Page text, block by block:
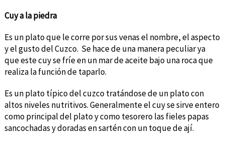
Cuy a la piedra
Es un plato que le corre por sus venas el nombre, el aspecto
y el gusto del Cuzco. Se hace de una manera peculiar ya
que este cuy se fríe en un mar de aceite bajo una roca que
realiza la función de taparlo.
Es un plato típico del cuzco tratándose de un plato con
altos niveles nutritivos. Generalmente el cuy se sirve entero
como principal del plato y como tesorero las fieles papas
sancochadas y doradas en sartén con un toque de ají.